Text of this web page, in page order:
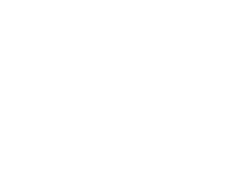
De 08:00 a 16:00 hrs